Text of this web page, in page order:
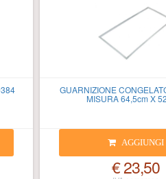
GUARNIZIONE
MISURA 64,5cm X
AGGIUNGI
€ 23,50